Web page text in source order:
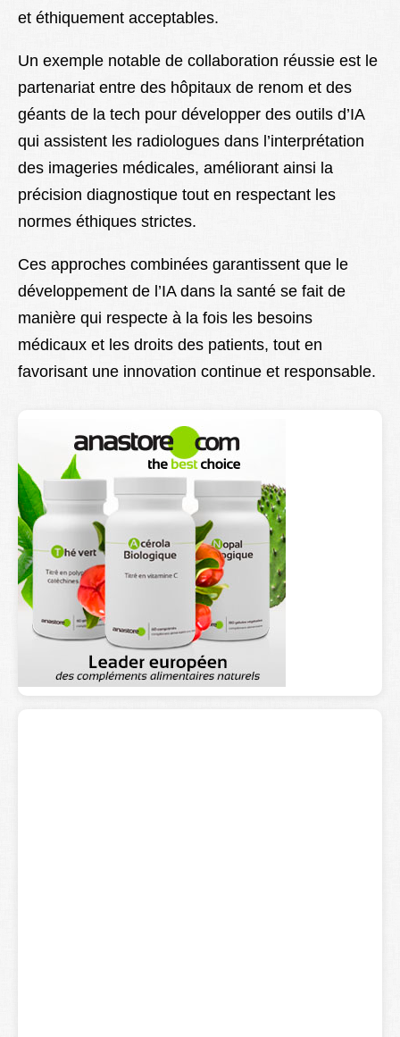
et éthiquement acceptables.
Un exemple notable de collaboration réussie est le
partenariat entre des hôpitaux de renom et des
géants de la tech pour développer des outils d’IA
qui assistent les radiologues dans l’interprétation
des imageries médicales, améliorant ainsi la
précision diagnostique tout en respectant les
normes éthiques strictes.
Ces approches combinées garantissent que le
développement de l’IA dans la santé se fait de
manière qui respecte à la fois les besoins
médicaux et les droits des patients, tout en
favorisant une innovation continue et responsable.